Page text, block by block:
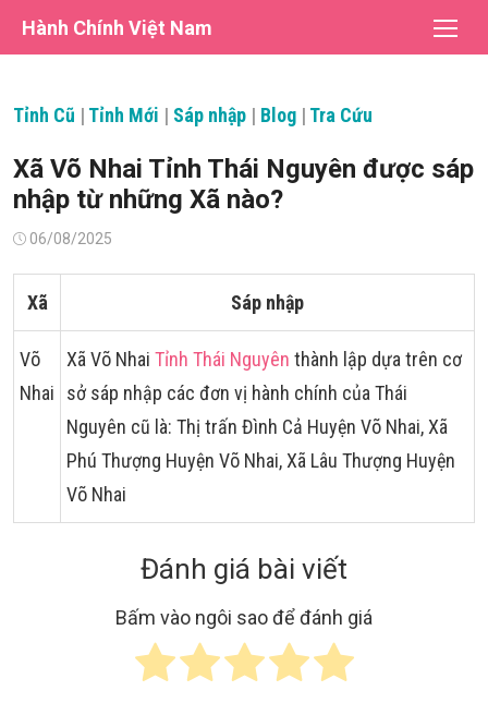
Hành Chính Việt Nam
Tỉnh Cũ | Tỉnh Mới | Sáp nhập | Blog | Tra Cứu
Xã Võ Nhai Tỉnh Thái Nguyên được sáp
nhập từ những Xã nào?
Đăng06/08/2025
Xã Sáp nhập
Võ
Nhai
Xã Võ Nhai Tỉnh Thái Nguyên thành lập dựa trên cơ
sở sáp nhập các đơn vị hành chính của Thái
Nguyên cũ là: Thị trấn Đình Cả Huyện Võ Nhai, Xã
Phú Thượng Huyện Võ Nhai, Xã Lâu Thượng Huyện
Võ Nhai
Đánh giá bài viết
Bấm vào ngôi sao để đánh giá